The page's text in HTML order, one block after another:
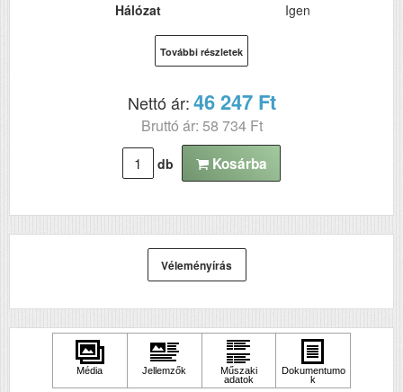
Hálózat
Igen
Kétoldalas, duplex
nyomtatás
ADF (automatikus
lapolvasó)
DADF (automatikus
kétoldalas lapolvasás)
Nem
RAM (MB)
Papírkapacitás
150
600 x 600
További részletek
Nettó ár:46 247 Ft
Bruttó ár: 58 734 Ft
db Kosárba
Véleményírás